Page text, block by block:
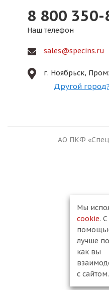
8 800
Наш телефон
sales@specins.ru
г. Ноябрьск,
Другой город?
АО ПКФ
Мы
cookie.
лучше
как вы
с сайтом.